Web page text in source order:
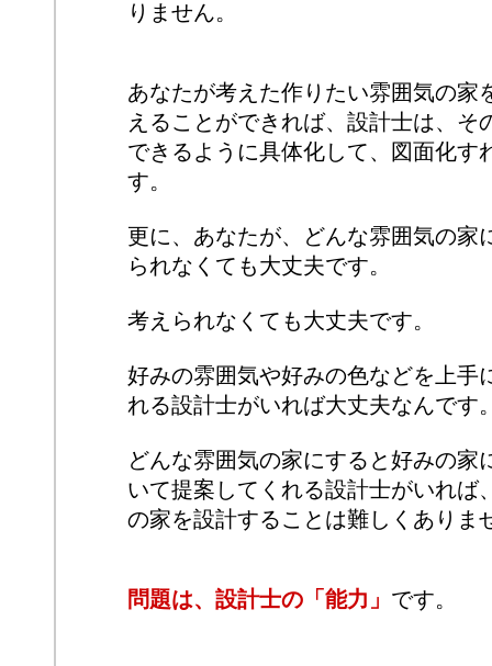
りません。
あなたが考えた作りたい雰囲気の家
えることができれば、設計士は、そ
できるように具体化して、図面化す
す。
更に、あなたが、どんな雰囲気の家
られなくても大丈夫です。
考えられなくても大丈夫です。
好みの雰囲気や好みの色などを上手
れる設計士がいれば大丈夫なんです
どんな雰囲気の家にすると好みの家
いて提案してくれる設計士がいれば
の家を設計することは難しくありま
問題は、設計士の「能力」 です。